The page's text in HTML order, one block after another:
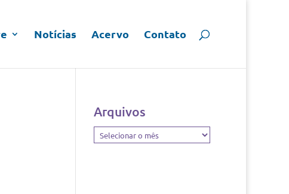
Notícias Acervo Contato
Arquivos
Arquivos